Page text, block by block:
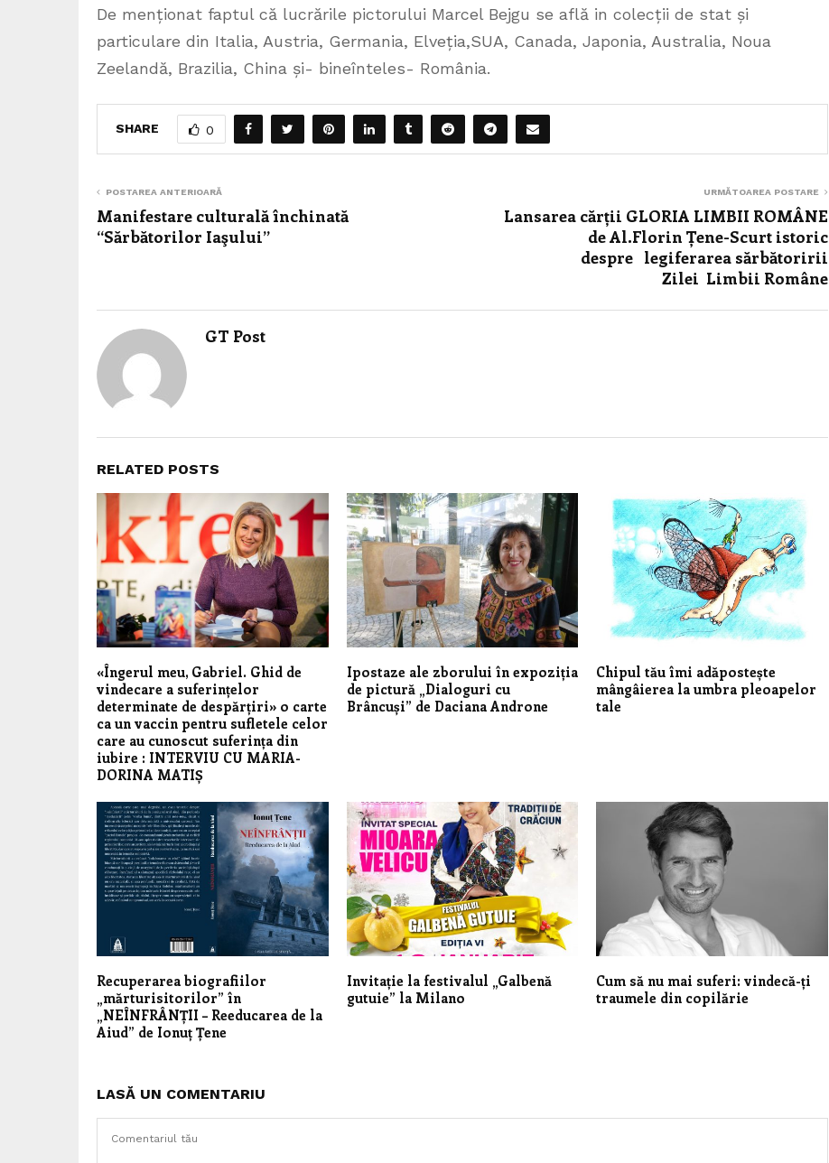
De menționat faptul că lucrările pictorului Marcel Bejgu se află in colecții de stat și
particulare din Italia, Austria, Germania, Elveția,SUA, Canada, Japonia, Australia, Noua
Zeelandă, Brazilia, China și- bineînteles- România.
SHARE 0
POSTAREA ANTERIOARĂ
Manifestare culturală închinată
“Sărbătorilor Iaşului”
URMĂTOAREA POSTARE
Lansarea cărții GLORIA LIMBII ROMÂNE
de Al.Florin Țene-Scurt istoric
despre legiferarea sărbătoririi
Zilei Limbii Române
GT Post
RELATED POSTS
«Îngerul meu, Gabriel. Ghid de
vindecare a suferințelor
determinate de despărțiri» o carte
ca un vaccin pentru sufletele celor
care au cunoscut suferința din
iubire : INTERVIU CU MARIA-
DORINA MATIȘ
Ipostaze ale zborului în expoziția
de pictură „Dialoguri cu
Brâncuși” de Daciana Androne
Chipul tău îmi adăpostește
mângâierea la umbra pleoapelor
tale
Recuperarea biografiilor
„mărturisitorilor” în
„NEÎNFRÂNȚII – Reeducarea de la
Aiud” de Ionuț Țene
Invitație la festivalul „Galbenă
gutuie” la Milano
Cum să nu mai suferi: vindecă-ți
traumele din copilărie
LASĂ UN COMENTARIU